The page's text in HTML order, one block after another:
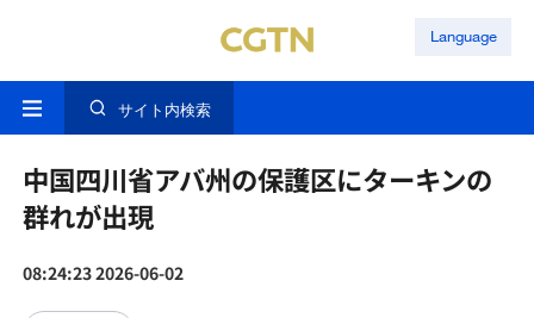
Language
サイト内検索
中国四川省アバ州の保護区にターキンの
群れが出現
08:24:23 2026-06-02